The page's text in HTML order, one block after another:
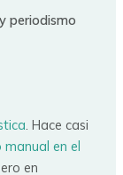
periodismo
. Hace casi
en el
en